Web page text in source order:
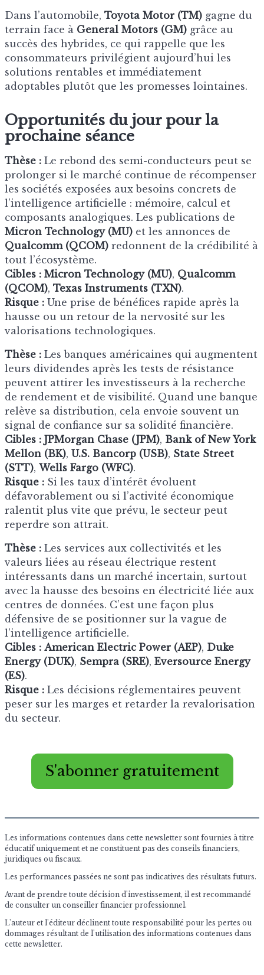
Dans l’automobile, Toyota Motor (TM) gagne du
terrain face à General Motors (GM) grâce au
succès des hybrides, ce qui rappelle que les
consommateurs privilégient aujourd’hui les
solutions rentables et immédiatement
adoptables plutôt que les promesses lointaines.
Opportunités du jour pour la
prochaine séance
Thèse : Le rebond des semi-conducteurs peut se
prolonger si le marché continue de récompenser
les sociétés exposées aux besoins concrets de
l’intelligence artificielle : mémoire, calcul et
composants analogiques. Les publications de
Micron Technology (MU) et les annonces de
Qualcomm (QCOM) redonnent de la crédibilité à
tout l’écosystème.
Cibles : Micron Technology (MU), Qualcomm
(QCOM), Texas Instruments (TXN).
Risque : Une prise de bénéfices rapide après la
hausse ou un retour de la nervosité sur les
valorisations technologiques.
Thèse : Les banques américaines qui augmentent
leurs dividendes après les tests de résistance
peuvent attirer les investisseurs à la recherche
de rendement et de visibilité. Quand une banque
relève sa distribution, cela envoie souvent un
signal de confiance sur sa solidité financière.
Cibles : JPMorgan Chase (JPM), Bank of New York
Mellon (BK), U.S. Bancorp (USB), State Street
(STT), Wells Fargo (WFC).
Risque : Si les taux d’intérêt évoluent
défavorablement ou si l’activité économique
ralentit plus vite que prévu, le secteur peut
reperdre son attrait.
Thèse : Les services aux collectivités et les
valeurs liées au réseau électrique restent
intéressants dans un marché incertain, surtout
avec la hausse des besoins en électricité liée aux
centres de données. C’est une façon plus
défensive de se positionner sur la vague de
l’intelligence artificielle.
Cibles : American Electric Power (AEP), Duke
Energy (DUK), Sempra (SRE), Eversource Energy
(ES).
Risque : Les décisions réglementaires peuvent
peser sur les marges et retarder la revalorisation
du secteur.
S'abonner gratuitement
Les informations contenues dans cette newsletter sont fournies à titre
éducatif uniquement et ne constituent pas des conseils financiers,
juridiques ou fiscaux.
Les performances passées ne sont pas indicatives des résultats futurs.
Avant de prendre toute décision d'investissement, il est recommandé
de consulter un conseiller financier professionnel.
L'auteur et l'éditeur déclinent toute responsabilité pour les pertes ou
dommages résultant de l'utilisation des informations contenues dans
cette newsletter.